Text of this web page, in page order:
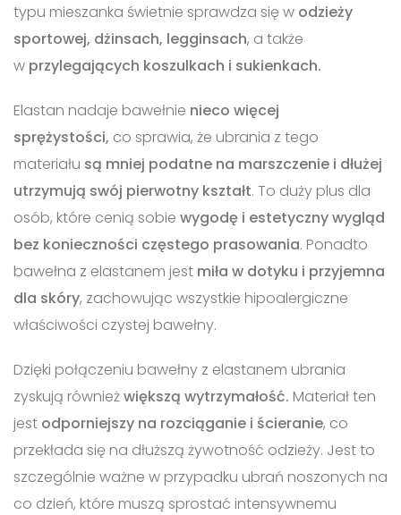
typu mieszanka świetnie sprawdza się w odzieży
sportowej, dżinsach, legginsach, a także
w przylegających koszulkach i sukienkach.
Elastan nadaje bawełnie nieco więcej
sprężystości, co sprawia, że ubrania z tego
materiału są mniej podatne na marszczenie i dłużej
utrzymują swój pierwotny kształt. To duży plus dla
osób, które cenią sobie wygodę i estetyczny wygląd
bez konieczności częstego prasowania. Ponadto
bawełna z elastanem jest miła w dotyku i przyjemna
dla skóry, zachowując wszystkie hipoalergiczne
właściwości czystej bawełny.
Dzięki połączeniu bawełny z elastanem ubrania
zyskują równieżwiększą wytrzymałość. Materiał ten
jest odporniejszy na rozciąganie i ścieranie, co
przekłada się na dłuższą żywotność odzieży. Jest to
szczególnie ważne w przypadku ubrań noszonych na
co dzień, które muszą sprostać intensywnemu